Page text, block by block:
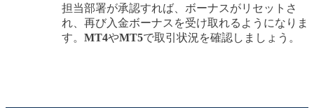
担当部署が承認すれば、ボーナスがリセットさ
れ、再び入金ボーナスを受け取れるようになりま
す。 MT4やMT5で取引状況を確認しましょう。